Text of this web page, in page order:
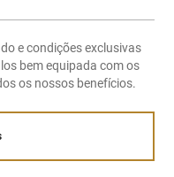
e condições exclusivas
bem equipada com os
os nossos benefícios.